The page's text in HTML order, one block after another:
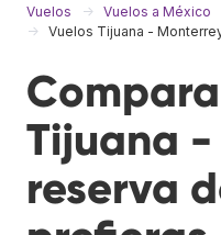
Vuelos Vuelos a México
Vuelos Tijuana -
Tijuana
reserva